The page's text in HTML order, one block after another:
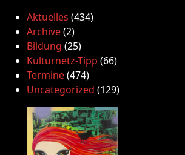
Aktuelles (434)
Archive(2)
Bildung (25)
Kulturnetz-Tipp (66)
Termine(474)
Uncategorized (129)